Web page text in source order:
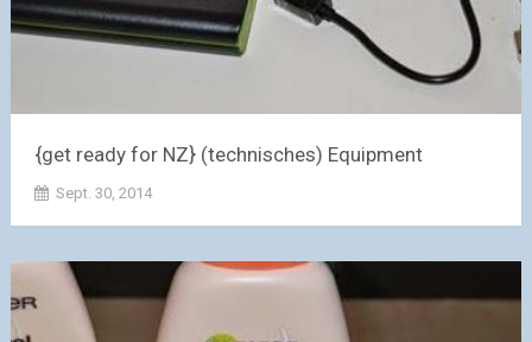
{get ready for NZ} (technisches) Equipment
Sept. 30, 2014